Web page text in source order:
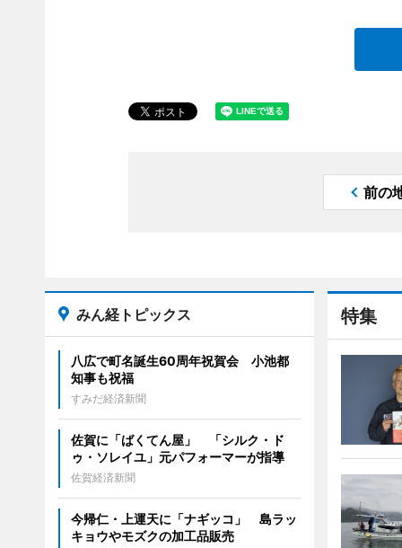
前の
特集
みん経トピックス
八広で町名誕生60周年祝賀会 小池都
知事も祝福
すみだ経済新聞
佐賀に「ばくてん屋」 「シルク・ド
ゥ・ソレイユ」元パフォーマーが指導
佐賀経済新聞
今帰仁・上運天に「ナギッコ」 島ラッ
キョウやモズクの加工品販売